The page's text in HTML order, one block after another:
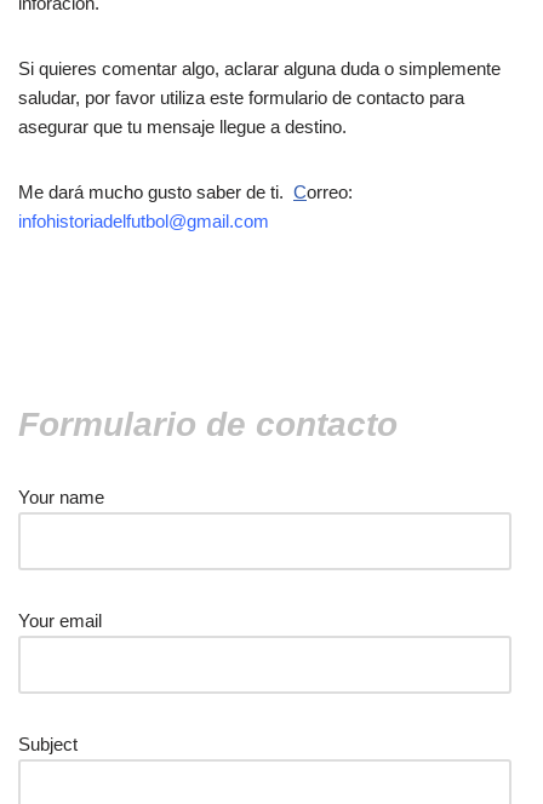
Si quieres comentar algo, aclarar alguna duda o simplemente
saludar, por favor utiliza este formulario de contacto para
asegurar que tu mensaje llegue a destino.
Me dará mucho gusto saber de ti. Correo:
infohistoriadelfutbol@gmail.com
Formulario de contacto
Your name
Your email
Subject